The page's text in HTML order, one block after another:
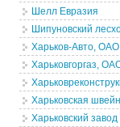
Шелл Евразия
Шипуновский
Харьков-Авто, ОАО
Харьковгоргаз,
Харьковская
Харьковский